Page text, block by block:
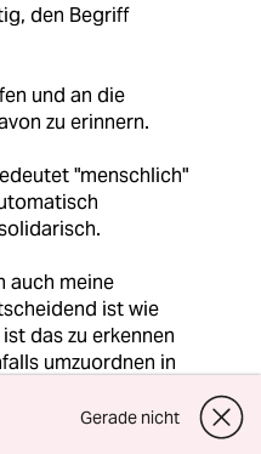
den Begriff
und an die
zu erinnern.
"menschlich"
auch meine
ist wie
das zu erkennen
umzuordnen in
Gerade nicht